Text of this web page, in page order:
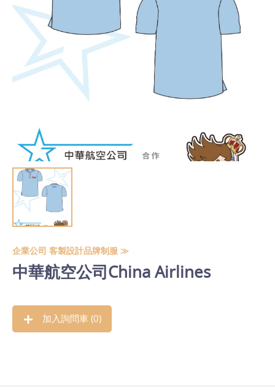
企業公司 客製設計品牌制服 ≫
中華航空公司China Airlines
加入詢問車 (0)